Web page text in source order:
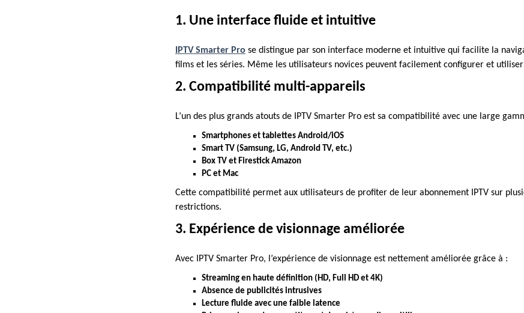
1. Une interface fluide et intuitive
IPTV Smarter Pro se distingue par son interface moderne et intuitive qui facilite la
films et les séries. Même les utilisateurs novices peuvent facilement configurer et utiliser
2. Compatibilité multi-appareils
L’un des plus grands atouts de IPTV Smarter Pro est sa compatibilité avec une large
Smartphones et tablettes Android/iOS
Smart TV (Samsung, LG, Android TV, etc.)
Box TV et Firestick Amazon
PC et Mac
Cette compatibilité permet aux utilisateurs de profiter de leur abonnement IPTV sur
restrictions.
3. Expérience de visionnage améliorée
Avec IPTV Smarter Pro, l’expérience de visionnage est nettement améliorée grâce à :
Streaming en haute définition (HD, Full HD et 4K)
Absence de publicités intrusives
Lecture fluide avec une faible latence